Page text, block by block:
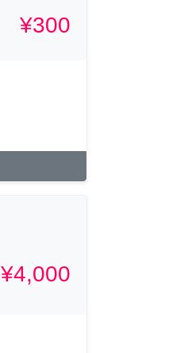
¥300
¥4,000